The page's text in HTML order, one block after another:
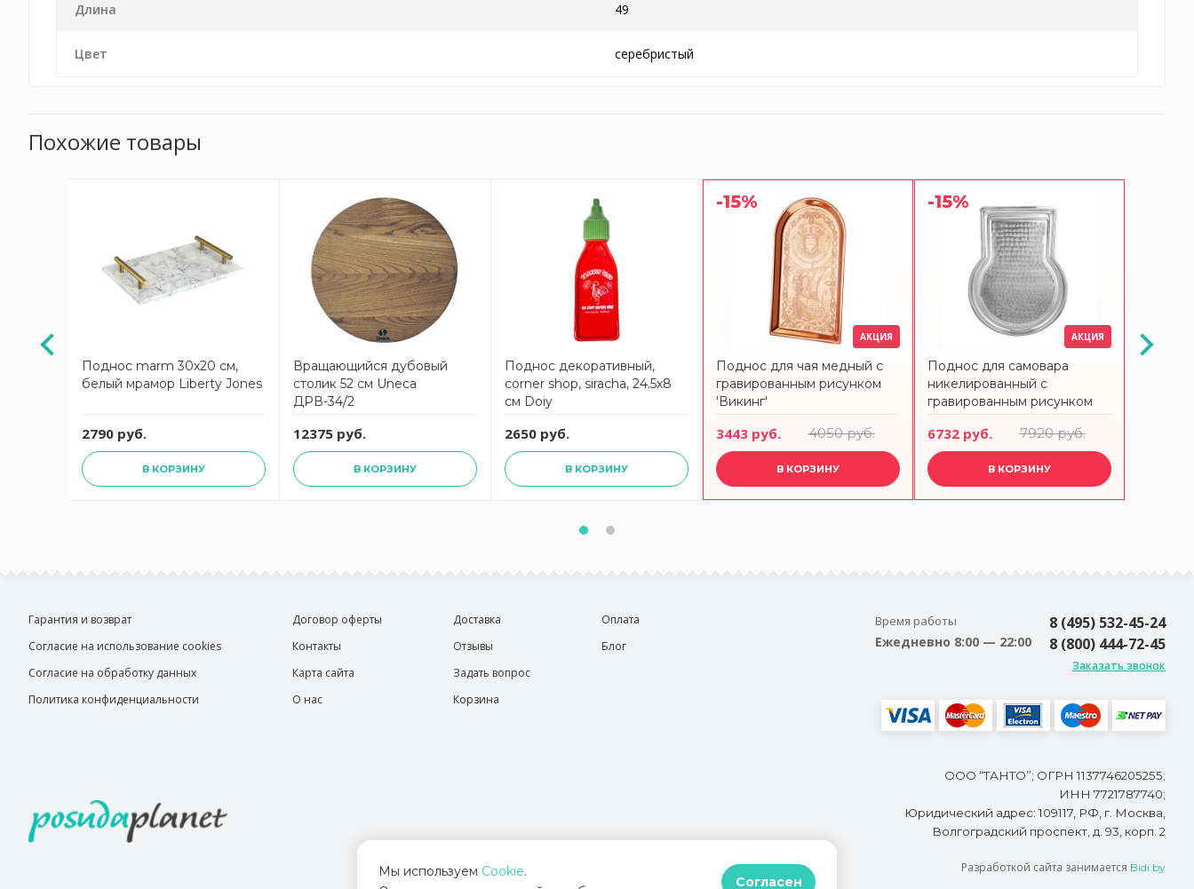
Длина 49
Цвет серебристый
Похожие товары
АКЦИЯ
Поднос marm 30х20 см,
белый мрамор Liberty Jones
2790 руб.
В КОРЗИНУ
Вращающийся дубовый
столик 52 см Uneca
ДРВ-34/2
12375 руб.
В КОРЗИНУ
Поднос декоративный,
corner shop, siracha, 24.5х8
см Doiy
2650 руб.
В КОРЗИНУ
-15%
АКЦИЯ
Поднос для чая медный с
гравированным рисунком
'Викинг'
3443 руб. 4050 руб.
В КОРЗИНУ
-15%
АКЦИЯ
Поднос для самовара
никелированный с
гравированным рисунком
6732 руб. 7920 руб.
В КОРЗИНУ
Гарантия и возврат
Согласие на использование cookies
Согласие на обработку данных
Политика конфиденциальности
Договор оферты
Контакты
Карта сайта
О нас
Доставка
Отзывы
Задать вопрос
Корзина
Оплата
Блог
Время работы
Ежедневно 8:00 — 22:00
8 (495) 532-45-24
8 (800) 444-72-45
Заказать звонок
ООО “ТАНТО”; ОГРН 1137746205255;
ИНН 7721787740;
Юридический адрес: 109117, РФ, г. Москва,
Волгоградский проспект, д. 93, корп. 2
Разработкой сайта занимается Bidi.by
Мы используем Cookie.
Согласен